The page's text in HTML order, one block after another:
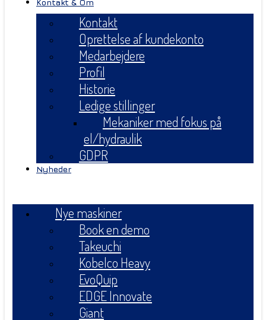
Kontakt & Om
Kontakt
Oprettelse af kundekonto
Medarbejdere
Profil
Historie
Ledige stillinger
Mekaniker med fokus på
el/hydraulik
GDPR
Nyheder
Nye maskiner
Book en demo
Takeuchi
Kobelco Heavy
EvoQuip
EDGE Innovate
Giant